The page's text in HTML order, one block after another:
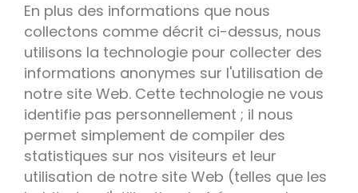
En plus des informations que nous
collectons comme décrit ci-dessus, nous
utilisons la technologie pour collecter des
informations anonymes sur l'utilisation de
notre site Web. Cette technologie ne vous
identifie pas personnellement ; il nous
permet simplement de compiler des
statistiques sur nos visiteurs et leur
utilisation de notre site Web (telles que les